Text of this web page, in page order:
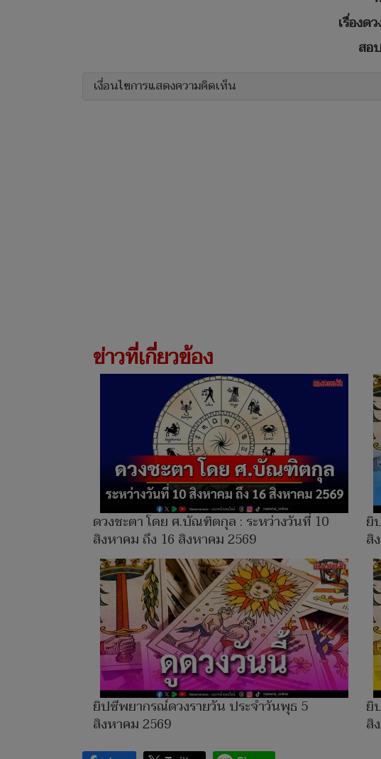
เรื่องด
สอ
เงื่อนไขการแสดงความคิดเห็น
ข่าวที่เกี่ยวข้อง
ดวงชะตา โดย ศ.บัณฑิตกุล : ระหว่างวันที่ 10
สิงหาคม ถึง 16 สิงหาคม 2569
ยิ
สิ
ยิปซีพยากรณ์ดวงรายวัน ประจำวัน​พุธ 5
สิงหาคม 2569
ยิ
สิ